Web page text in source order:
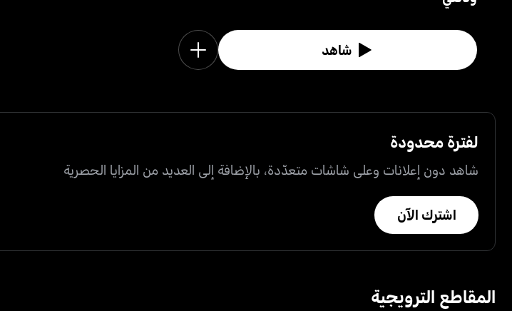
شاهد
لفترة محدودة
شاهد دون إعلانات وعلى شاشات متعدّدة، بالإضافة إلى العديد من المزايا الحصرية
اشترك الآن
المقاطع الترويجية